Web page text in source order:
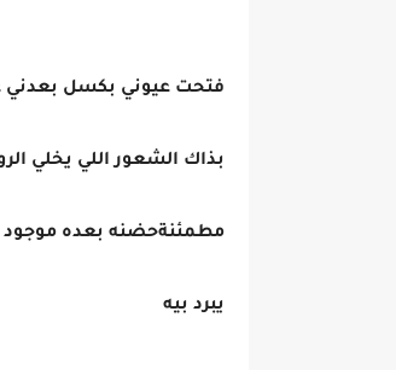
فتحت عيوني بكسل بعدني
بذاك الشعور اللي يخلي
مطمئنةحضنه بعده
يبرد بيه